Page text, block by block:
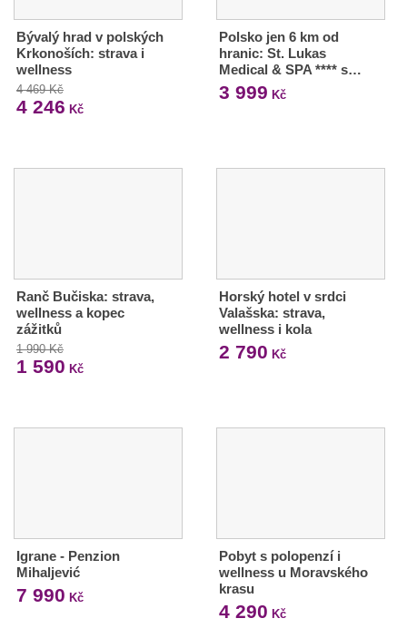
Bývalý hrad v polských
Krkonoších: strava i
wellness
4 469 Kč
4 246 Kč
Polsko jen 6 km od
hranic: St. Lukas
Medical & SPA **** s…
3 999 Kč
Ranč Bučiska: strava,
wellness a kopec
zážitků
1 990 Kč
1 590 Kč
Horský hotel v srdci
Valašska: strava,
wellness i kola
2 790 Kč
Igrane - Penzion
Mihaljević
7 990 Kč
Pobyt s polopenzí i
wellness u Moravského
krasu
4 290 Kč